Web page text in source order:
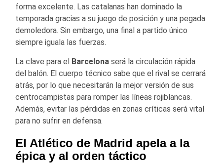
forma excelente. Las catalanas han dominado la
temporada gracias a su juego de posición y una pegada
demoledora. Sin embargo, una final a partido único
siempre iguala las fuerzas.
La clave para el Barcelona será la circulación rápida
del balón. El cuerpo técnico sabe que el rival se cerrará
atrás, por lo que necesitarán la mejor versión de sus
centrocampistas para romper las líneas rojiblancas.
Además, evitar las pérdidas en zonas críticas será vital
para no sufrir en defensa.
El Atlético de Madrid apela a la
épica y al orden táctico